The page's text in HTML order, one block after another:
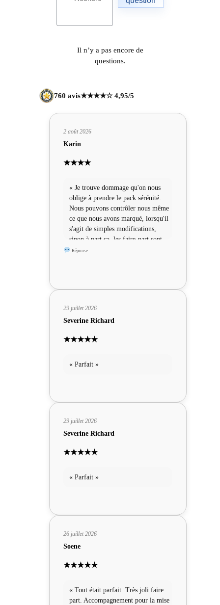
Il n’y a pas encore de
questions.
760 avis★★★★☆ 4,95/5
2 août 2026
Karin
★★★★
« Je trouve dommage qu'on nous
oblige à prendre le pack sérénité.
Nous pouvons contrôler nous même
ce que nous avons marqué, lorsqu'il
s'agit de simples modifications,
sinon à part ça, les faire-part sont
sympas »
Réponse
29 juillet 2026
Severine Richard
★★★★★
« Parfait »
29 juillet 2026
Severine Richard
★★★★★
« Parfait »
26 juillet 2026
Soene
★★★★★
« Tout était parfait. Très joli faire
part. Accompagnement pour la mise